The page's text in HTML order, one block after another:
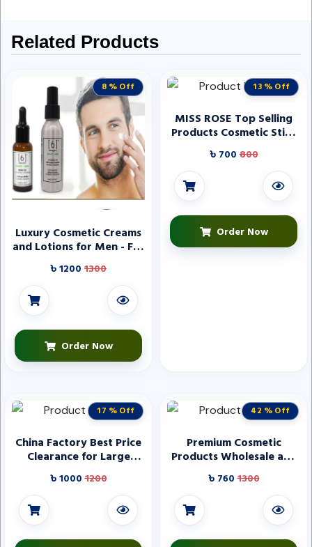
Related Products
8 % Off
Luxury Cosmetic Creams
and Lotions for Men - Full
Line of Organic Products
- Vegan - Made in Italy
৳ 1200 1300
Order Now
13 % Off
MISS ROSE Top Selling
Products Cosmetic Stick
Makeup Liquid Natural
Primer Cover Makeup
Liquid Foundation 5ml
৳ 700800
Order Now
17 % Off
China Factory Best Price
Clearance for Large
Inventory Blush Top-
Selling Cosmetic Product
৳ 10001200
42 % Off
Premium Cosmetic
Products Wholesale and
Customization - Luxury
Lipstick Cosmetics
Supplier - Makeup
Products Wholesale
৳ 7601300